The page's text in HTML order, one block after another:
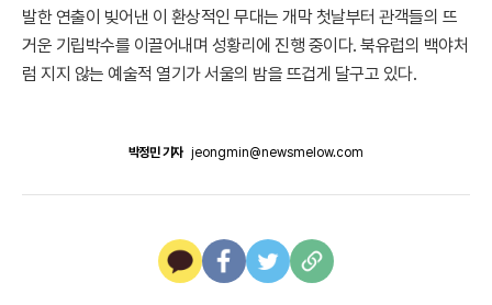
발한 연출이 빚어낸 이 환상적인 무대는 개막 첫날부터 관객들의 뜨
거운 기립박수를 이끌어내며 성황리에 진행 중이다. 북유럽의 백야처
럼 지지 않는 예술적 열기가 서울의 밤을 뜨겁게 달구고 있다.
박정민 기자 jeongmin@newsmelow.com